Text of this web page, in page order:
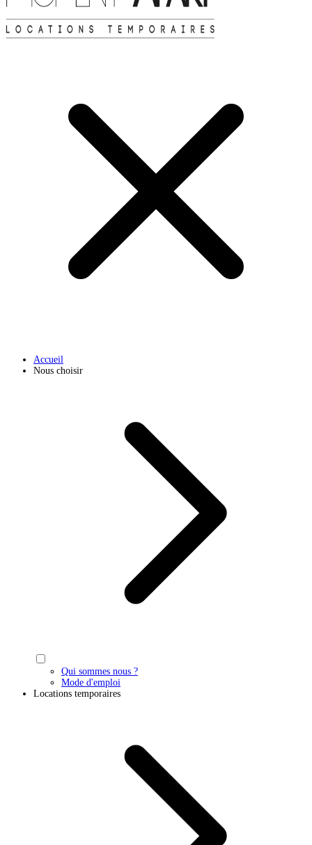
Accueil
Nous choisir
Qui sommes nous ?
Mode d'emploi
Locations temporaires